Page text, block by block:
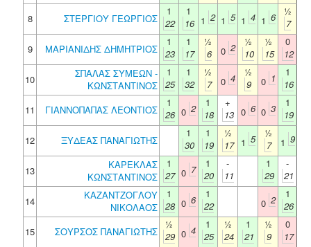
8
ΣΤΕΡΓΙΟΥ ΓΕΩΡΓΙΟΣ
1
22
1
16 1 2 1 5 1 4 1 6
½
7
9
ΜΑΡΙΑΝΙΔΗΣ ΔΗΜΗΤΡΙΟΣ
1
23
1
17
½
6
0 2
½
10
½
15
0
12
10
ΣΠΑΛΑΣ ΣΥΜΕΩΝ -
ΚΩΝΣΤΑΝΤΙΝΟΣ
1
25
1
32
½
7
0 4
½
9
0 1
1
16
11
ΓΙΑΝΝΟΠΑΠΑΣ ΛΕΟΝΤΙΟΣ
1
26 0 2
1
18
+
13 0 6 0 3
1
19
12
ΞΥΔΕΑΣ ΠΑΝΑΓΙΩΤΗΣ
1
30
1
19
½
17
1 5
½
7
1 9
13
ΚΑΡΕΚΛΑΣ
ΚΩΝΣΤΑΝΤΙΝΟΣ
1
27 0 7
1
20
-
11
1
29
-
21
14
ΚΑΖΑΝΤΖΟΓΛΟΥ
ΝΙΚΟΛΑΟΣ
1
28 0 6
1
22
0 2
1
26
15
ΣΟΥΡΣΟΣ ΠΑΝΑΓΙΩΤΗΣ
½
29 0 4
1
25
½
24
1
21
½
9
0
17